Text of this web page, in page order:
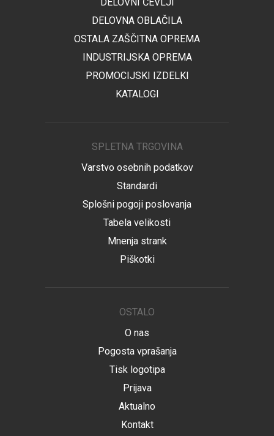
DELOVNA OBLAČILA
OSTALA ZAŠČITNA OPREMA
INDUSTRIJSKA OPREMA
PROMOCIJSKI IZDELKI
KATALOGI
SPLETNA TRGOVINA
Varstvo osebnih podatkov
Standardi
Splošni pogoji poslovanja
Tabela velikosti
Mnenja strank
Piškotki
OSTALO
O nas
Pogosta vprašanja
Tisk logotipa
Prijava
Aktualno
Kontakt